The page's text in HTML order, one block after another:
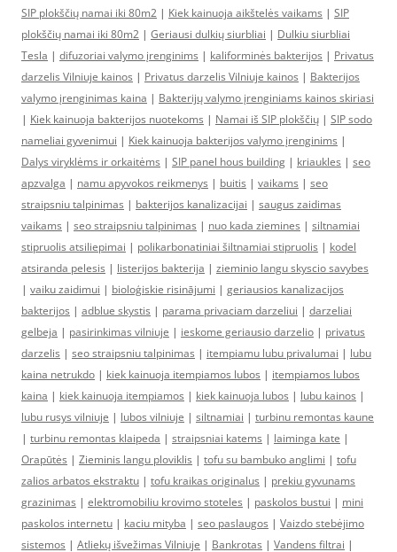
SIP plokščių namai iki 80m2 | Kiek kainuoja aikštelės vaikams | SIP
plokščių namai iki 80m2 | Geriausi dulkių siurbliai | Dulkiu siurbliai
Tesla | difuzoriai valymo įrenginims | kaliforminės bakterijos | Privatus
darzelis Vilniuje kainos | Privatus darzelis Vilniuje kainos | Bakterijos
valymo įrenginimas kaina | Bakterijų valymo įrenginiams kainos skiriasi
| Kiek kainuoja bakterijos nuotekoms | Namai iš SIP plokščių | SIP sodo
nameliai gyvenimui | Kiek kainuoja bakterijos valymo įrenginims |
Dalys viryklėms ir orkaitėms | SIP panel hous building | kriaukles | seo
apzvalga | namu apyvokos reikmenys | buitis | vaikams | seo
straipsniu talpinimas | bakterijos kanalizacijai | saugus zaidimas
vaikams | seo straipsniu talpinimas | nuo kada ziemines | siltnamiai
stipruolis atsiliepimai | polikarbonatiniai šiltnamiai stipruolis | kodel
atsiranda pelesis | listerijos bakterija | zieminio langu skyscio savybes
| vaiku zaidimui | bioloģiskie risinājumi | geriausios kanalizacijos
bakterijos | adblue skystis | parama privaciam darzeliui | darzeliai
gelbeja | pasirinkimas vilniuje | ieskome geriausio darzelio | privatus
darzelis | seo straipsniu talpinimas | itempiamu lubu privalumai | lubu
kaina netrukdo | kiek kainuoja itempiamos lubos | itempiamos lubos
kaina | kiek kainuoja itempiamos | kiek kainuoja lubos | lubu kainos |
lubu rusys vilniuje | lubos vilniuje | siltnamiai | turbinu remontas kaune
| turbinu remontas klaipeda | straipsniai katems | laiminga kate |
Orapūtės | Zieminis langu ploviklis | tofu su bambuko anglimi | tofu
zalios arbatos ekstraktu | tofu kraikas originalus | prekiu gyvunams
grazinimas | elektromobiliu krovimo stoteles | paskolos bustui | mini
paskolos internetu | kaciu mityba | seo paslaugos | Vaizdo stebėjimo
sistemos | Atliekų išvežimas Vilniuje | Bankrotas | Vandens filtrai |